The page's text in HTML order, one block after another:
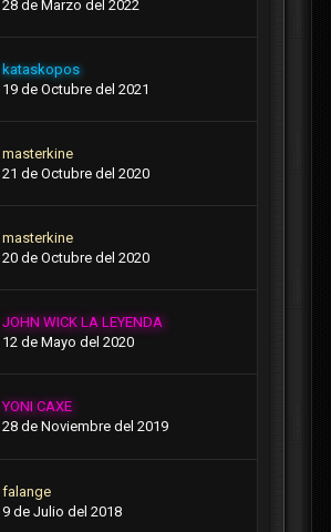
28 de Marzo del 2022
kataskopos
19 de Octubre del 2021
masterkine
21 de Octubre del 2020
masterkine
20 de Octubre del 2020
JOHN WICK LA LEYENDA
12 de Mayo del 2020
YONI CAXE
28 de Noviembre del 2019
falange
9 de Julio del 2018